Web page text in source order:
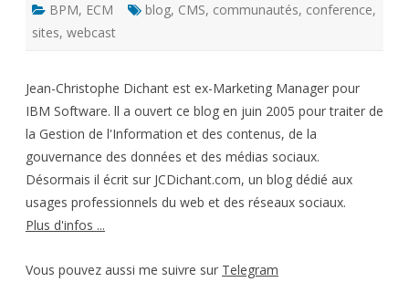
BPM, ECM blog, CMS, communautés, conference,
sites, webcast
Jean-Christophe Dichant est ex-Marketing Manager pour
IBM Software. ll a ouvert ce blog en juin 2005 pour traiter de
la Gestion de l'Information et des contenus, de la
gouvernance des données et des médias sociaux.
Désormais il écrit sur JCDichant.com, un blog dédié aux
usages professionnels du web et des réseaux sociaux.
Plus d'infos ...
Vous pouvez aussi me suivre sur Telegram